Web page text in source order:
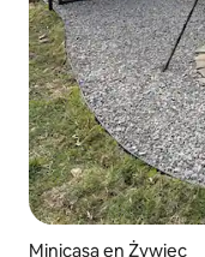
Minicasa en Żywiec